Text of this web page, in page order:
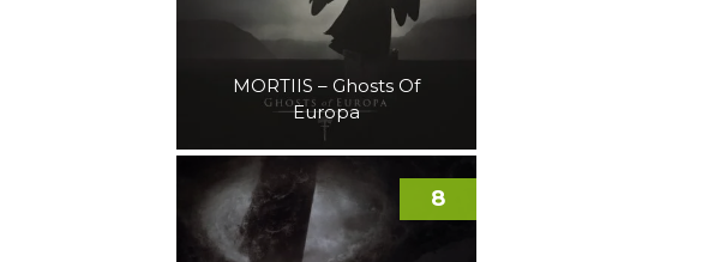
MORTIIS – Ghosts Of
Europa
8